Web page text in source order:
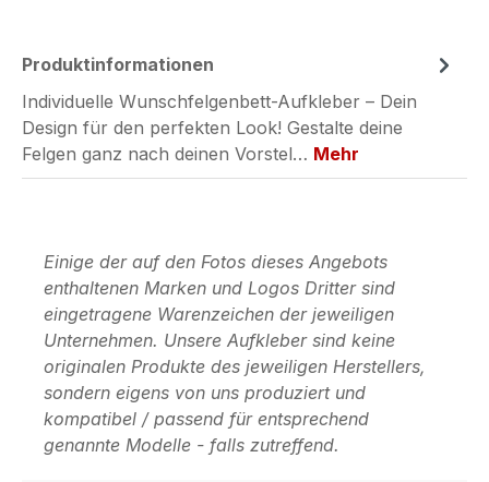
Produktinformationen
Individuelle Wunschfelgenbett-Aufkleber – Dein
Design für den perfekten Look! Gestalte deine
Felgen ganz nach deinen Vorstel… Mehr
Einige der auf den Fotos dieses Angebots
enthaltenen Marken und Logos Dritter sind
eingetragene Warenzeichen der jeweiligen
Unternehmen. Unsere Aufkleber sind keine
originalen Produkte des jeweiligen Herstellers,
sondern eigens von uns produziert und
kompatibel / passend für entsprechend
genannte Modelle - falls zutreffend.